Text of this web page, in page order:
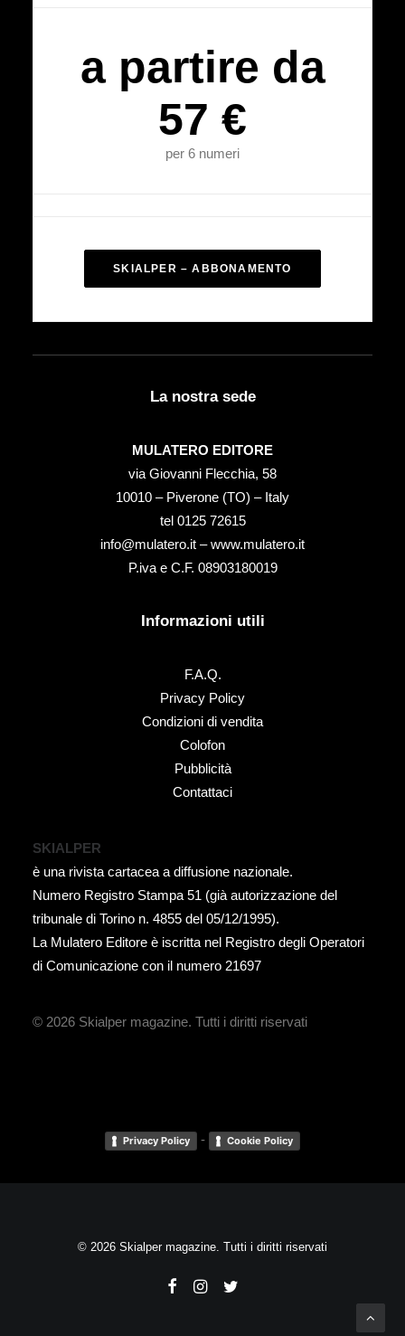
a partire da
57 €
per 6 numeri
SKIALPER – ABBONAMENTO
La nostra sede
MULATERO EDITORE
via Giovanni Flecchia, 58
10010 – Piverone (TO) – Italy
tel ‭0125 72615‬
info@mulatero.it –www.mulatero.it
P.iva e C.F. 08903180019
Informazioni utili
F.A.Q.
Privacy Policy
Condizioni di vendita
Colofon
Pubblicità
Contattaci
SKIALPER
è una rivista cartacea a diffusione nazionale.
Numero Registro Stampa 51 (già autorizzazione del
tribunale di Torino n. 4855 del 05/12/1995).
La Mulatero Editore è iscritta nel Registro degli Operatori
di Comunicazione con il numero 21697
© 2026 Skialper magazine. Tutti i diritti riservati
Privacy Policy - Cookie Policy
© 2026 Skialper magazine. Tutti i diritti riservati